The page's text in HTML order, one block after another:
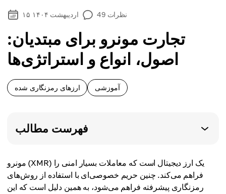
۱۵ اردیبهشت ۱۴۰۴ 49 نظرات
تجارت مونرو برای مبتدیان:
اصول، انواع و استراتژی‌ها
ارزهای رمزنگاری شده آموزشی
فهرست مطالب
مونرو (XMR) یک ارز دیجیتال است که معاملات بسیار امنی را
فراهم می‌کند. چنین حریم خصوصی‌ای با استفاده از روش‌های
رمزنگاری پیشرفته فراهم می‌شود، به همین دلیل است که این